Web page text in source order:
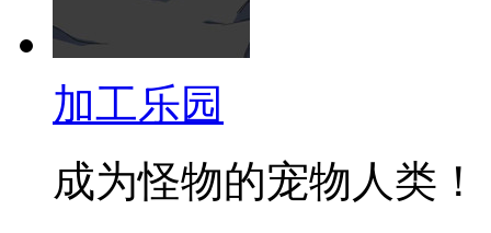
加工乐园
成为怪物的宠物人类！